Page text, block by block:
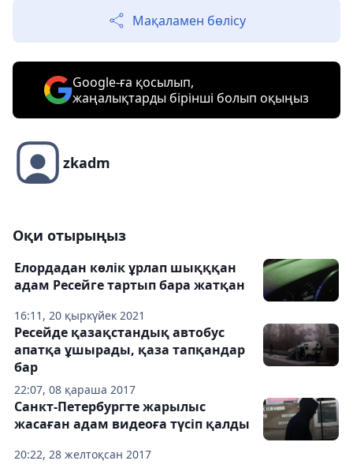
Мақаламен бөлісу
Google-ға қосылып,
жаңалықтарды бірінші болып оқыңыз
zkadm
Оқи отырыңыз
16:11, 20 қыркүйек 2021
Елордадан көлік ұрлап шықққан
адам Ресейге тартып бара жатқан
22:07, 08 қараша 2017
Ресейде қазақстандық автобус
апатқа ұшырады, қаза тапқандар
бар
20:22, 28 желтоқсан 2017
Санкт-Петербургте жарылыс
жасаған адам видеоға түсіп қалды